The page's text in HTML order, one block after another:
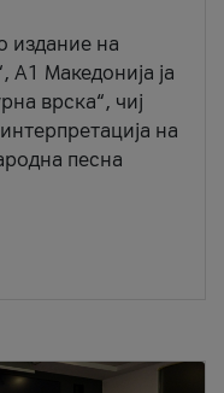
издание на
А1 Македонија ја
врска“, чиј
на
песна